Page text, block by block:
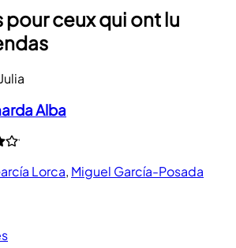
pour ceux qui ont lu
Alba
Lorca, Miguel García-Posada